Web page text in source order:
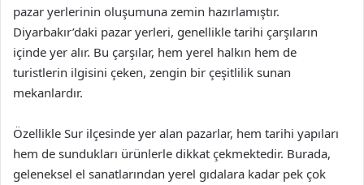
pazar yerlerinin oluşumuna zemin hazırlamıştır.
Diyarbakır’daki pazar yerleri, genellikle tarihi çarşıların
içinde yer alır. Bu çarşılar, hem yerel halkın hem de
turistlerin ilgisini çeken, zengin bir çeşitlilik sunan
mekanlardır.
Özellikle Sur ilçesinde yer alan pazarlar, hem tarihi yapıları
hem de sundukları ürünlerle dikkat çekmektedir. Burada,
geleneksel el sanatlarından yerel gıdalara kadar pek çok